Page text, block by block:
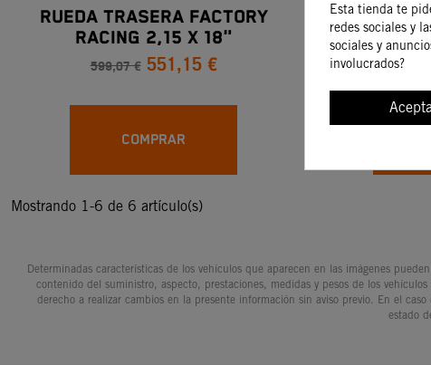
RUEDA TRASERA FACTORY
RACING 2,15 X 18"
599,07 € 551,15 €
COMPRAR
RUEDA
499,06 €
Mostrando 1-6 de 6 artículo(s)
Determinadas características de los vehículos que aparecen en las imágenes
contenido del suministro, aspecto, prestaciones, medidas y pesos de los
derecho a realizar cambios en la presente información sin aviso previo. En el
estado
Esta tienda te
redes sociales y
sociales y
involucrados?